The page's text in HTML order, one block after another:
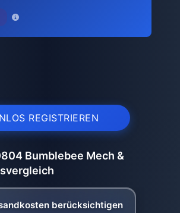
REGISTRIEREN
Bumblebee Mech &
berücksichtigen